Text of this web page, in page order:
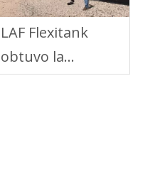
LAF Flexitank
obtuvo la
certificación CRCC